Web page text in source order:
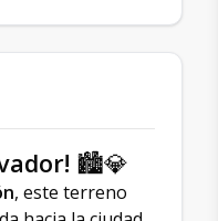
🏙️💎
, este terreno